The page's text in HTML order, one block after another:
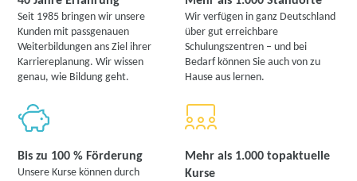
Seit 1985 bringen wir unsere
Kunden mit passgenauen
Weiterbildungen ans Ziel ihrer
Karriereplanung. Wir wissen
genau, wie Bildung geht.
Wir verfügen in ganz Deutschland
über gut erreichbare
Schulungszentren – und bei
Bedarf können Sie auch von zu
Hause aus lernen.
Bis zu 100 % Förderung
Unsere Kurse können durch
Mehr als 1.000 topaktuelle
Kurse